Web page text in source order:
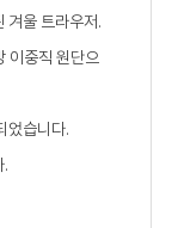
겨울 트라우저.
이중직 원단으
었습니다.
.